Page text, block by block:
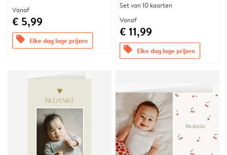
Vanaf
€ 5,99
offers Elke dag lage prijzen
Set van 10 kaarten
Vanaf
€ 11,99
offers Elke dag lage prijzen